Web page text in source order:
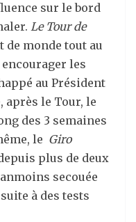
sur le bord
Le Tour de
de monde tout au
les
au Président
après le Tour, le
des 3 semaines
le Giro
plus de deux
secouée
à des tests